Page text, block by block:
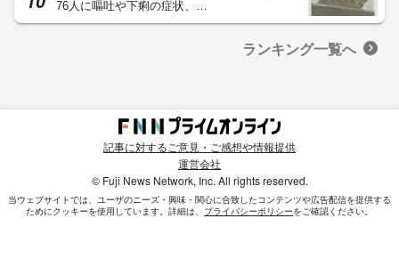
76人に嘔吐や下痢の症状、…
ランキング一覧へ
記事に対するご意見・ご感想や情報提供
運営会社
© Fuji News Network, Inc. All rights reserved.
当ウェブサイトでは、ユーザのニーズ・興味・関⼼に合致したコンテンツや広告配信を提供する
ためにクッキーを使⽤しています。詳細は、 プライバシーポリシーをご確認ください。